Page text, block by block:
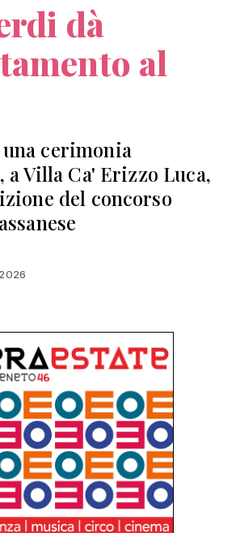
dà
al
cerimonia
a Villa Ca' Erizzo Luca,
del concorso